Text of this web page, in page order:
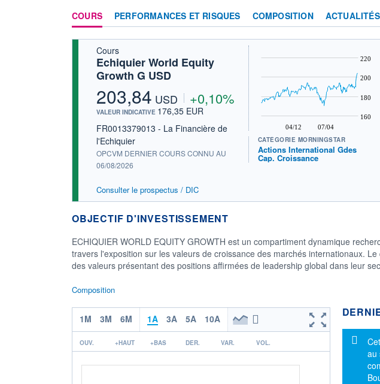
COURS PERFORMANCES ET RISQUES COMPOSITION ACTUALITÉS
Cours
Echiquier World Equity
Growth G USD
203,84 USD +0,10%
VALEUR INDICATIVE 176,35 EUR
FR0013379013 - La Financière de
l'Echiquier
OPCVM DERNIER COURS CONNU AU
06/08/2026
Consulter le prospectus / DIC
04/12 07/04
160
180
200
220
CATÉGORIE MORNINGSTAR
Actions International Gdes
Cap. Croissance
OBJECTIF D'INVESTISSEMENT
ECHIQUIER WORLD EQUITY GROWTH est un compartiment dynamique
travers l'exposition sur les valeurs de croissance des marchés internationaux.
des valeurs présentant des positions affirmées de leadership global dans leur
Composition
1M 3M 6M 1A 3A 5A 10A
OUV. +HAUT +BAS DER. VAR. VOL.
au